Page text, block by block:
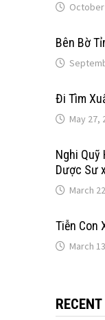
October
Bên Bờ
Đi Tìm
May 27,
Nghi Quỹ
Dược Sư
March
Tiễn Con
March